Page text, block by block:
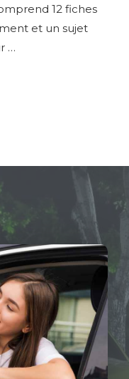
12 fiches
et un sujet
…